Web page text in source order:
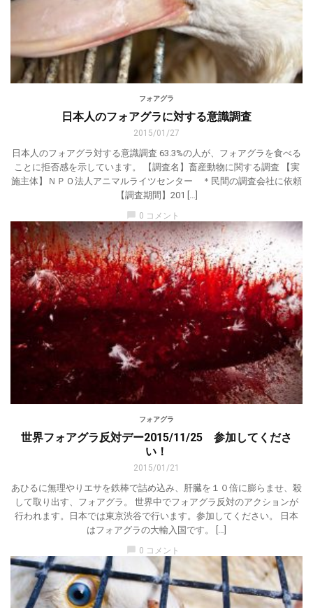
フォアグラ
日本人のフォアグラに対する意識調査
2015/01/27
日本人のフォアグラ対する意識調査 63.3%の人が、フォアグラを食べる
ことに拒否感を示しています。 【調査名】畜産動物に関する調査 【実
施主体】ＮＰＯ法人アニマルライツセンター ＊民間の調査会社に依頼
【調査期間】201 […]
chat_bubble 0 コメント
フォアグラ
世界フォアグラ反対デー2015/11/25 参加してくださ
い！
2015/01/21
あひるに無理やりエサを鉄棒で詰め込み、肝臓を１０倍に膨らませ、殺
して取り出す、フォアグラ。 世界中でフォアグラ反対のアクションが
行われます。日本では東京渋谷で行います。参加してください。 日本
はフォアグラの大輸入国です。 […]
chat_bubble 0 コメント